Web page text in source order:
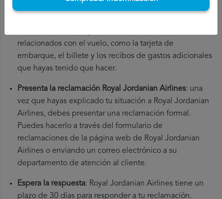
número de tu vuelo, la fecha de salida, el aeropuerto de
relacionados con el vuelo, como la tarjeta de
embarque, el billete y los recibos de gastos adicionales
que hayas tenido que hacer.
Presenta la reclamación Royal Jordanian Airlines: una
vez que hayas explicado tu situación a Royal Jordanian
Airlines, debes presentar una reclamación formal.
Puedes hacerlo a través del formulario de
reclamaciones de la página web de Royal Jordanian
Airlines o enviando un correo electrónico a su
departamento de atención al cliente.
Espera la respuesta: Royal Jordanian Airlines tiene un
plazo de 30 días para responder a tu reclamación.